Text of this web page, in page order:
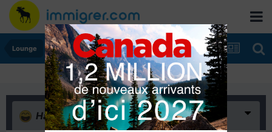
Lounge
Haha(0)